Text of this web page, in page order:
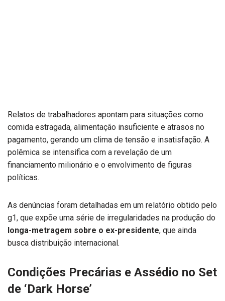
Relatos de trabalhadores apontam para situações como
comida estragada, alimentação insuficiente e atrasos no
pagamento, gerando um clima de tensão e insatisfação. A
polêmica se intensifica com a revelação de um
financiamento milionário e o envolvimento de figuras
políticas.
As denúncias foram detalhadas em um relatório obtido pelo
g1, que expõe uma série de irregularidades na produção do
longa-metragem sobre o ex-presidente, que ainda
busca distribuição internacional.
Condições Precárias e Assédio no Set
de ‘Dark Horse’